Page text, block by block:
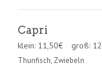
Capri
klein: 11,50€ groß:
Thunfisch, Zwiebeln